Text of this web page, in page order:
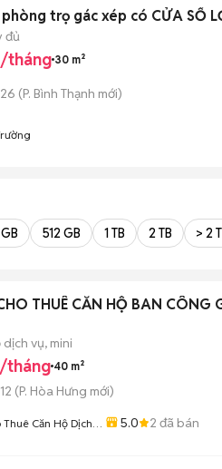
trọ gác xép có CỬA SỔ
đủ
tháng 30 m²
(P. Bình Thạnh mới)
512 GB 1 TB 2 TB > 2
THUÊ CĂN HỘ BAN
dịch vụ, mini
tháng 40 m²
(P. Hòa Hưng mới)
Căn Hộ Dịch
5.0 2 đã bán